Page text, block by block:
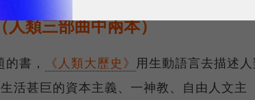
人類三部曲中兩本）
書， 《人類大歷史》 用生動語言去描述
活甚巨的資本主義、一神教、自由人文主